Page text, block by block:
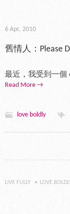
6 Apr, 2010
舊情人：Please
最近，我受到一個
Read More →
love boldly
LIVE FULLY LOVE